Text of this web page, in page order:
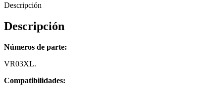
Descripción
Descripción
Números de parte:
VR03XL.
Compatibilidades: